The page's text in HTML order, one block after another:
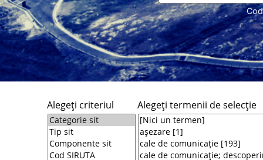
Cod
Alegeţi criteriul Alegeţi termenii de selecţie